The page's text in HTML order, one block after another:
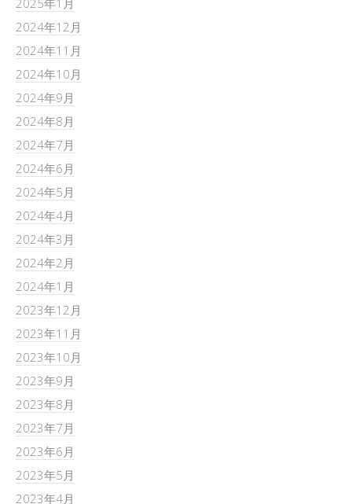
2024年12月
2024年11月
2024年10月
2024年9月
2024年8月
2024年7月
2024年6月
2024年5月
2024年4月
2024年3月
2024年2月
2024年1月
2023年12月
2023年11月
2023年10月
2023年9月
2023年8月
2023年7月
2023年6月
2023年5月
2023年4月